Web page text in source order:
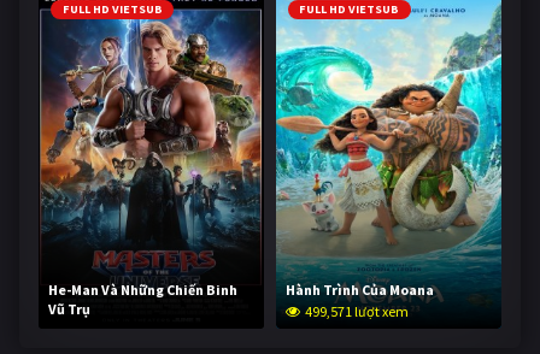
FULL HD VIETSUB
He-Man Và Những Chiến Binh
Vũ Trụ
249,006 lượt xem
FULL HD VIETSUB
Hành Trình Của Moana
499,571 lượt xem